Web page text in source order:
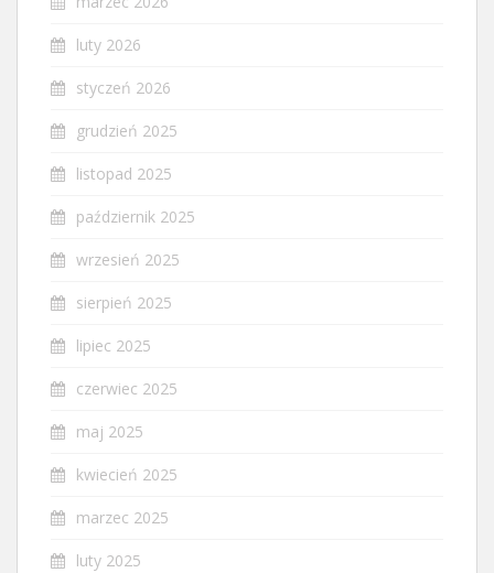
luty 2026
styczeń 2026
grudzień 2025
listopad 2025
październik 2025
wrzesień 2025
sierpień 2025
lipiec 2025
czerwiec 2025
maj 2025
kwiecień 2025
marzec 2025
luty 2025